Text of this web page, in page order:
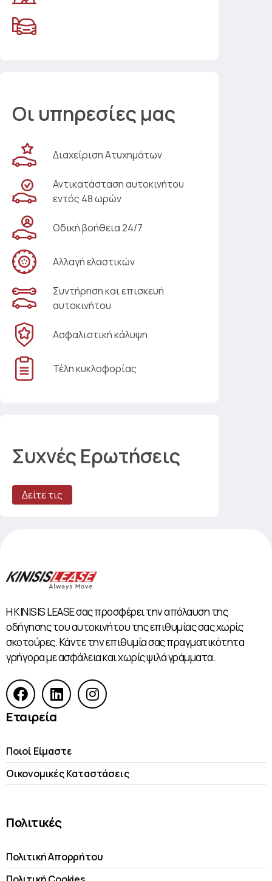
Οι υπηρεσίες μας
Διαχείριση Ατυχημάτων
Αντικατάσταση αυτοκινήτου
εντός 48 ωρών
Οδική βοήθεια 24/7
Αλλαγή ελαστικών
Συντήρηση και επισκευή
αυτοκινήτου
Ασφαλιστική κάλυψη
Τέλη κυκλοφορίας
Συχνές Ερωτήσεις
Δείτε τις
Η KINISIS LEASE σας προσφέρει την απόλαυση της
οδήγησης του αυτοκινήτου της επιθυμίας σας χωρίς
σκοτούρες. Κάντε την επιθυμία σας πραγματικότητα
γρήγορα με ασφάλεια και χωρίς ψιλά γράμματα.
Εταιρεία
Ποιοί Είμαστε
Οικονομικές Kαταστάσεις
Πολιτικές
Πολιτική Απορρήτου